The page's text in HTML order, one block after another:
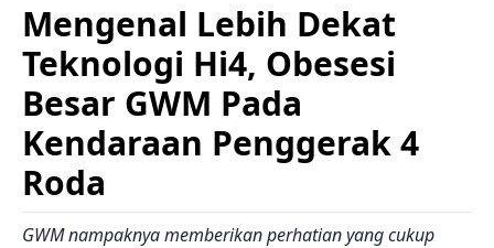
Mengenal Lebih Dekat
Teknologi Hi4, Obesesi
Besar GWM Pada
Kendaraan Penggerak 4
Roda
GWM nampaknya memberikan perhatian yang cukup